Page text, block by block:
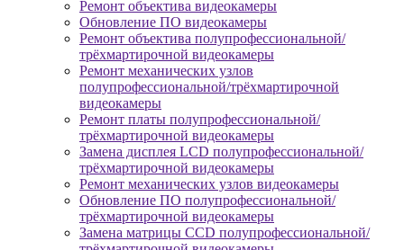
Ремонт объектива видеокамеры
Обновление ПО видеокамеры
Ремонт объектива полупрофессиональной/
трёхмартирочной видеокамеры
Ремонт механических узлов
полупрофессиональной/трёхмартирочной
видеокамеры
Ремонт платы полупрофессиональной/
трёхмартирочной видеокамеры
Замена дисплея LCD полупрофессиональной/
трёхмартирочной видеокамеры
Ремонт механических узлов видеокамеры
Обновление ПО полупрофессиональной/
трёхмартирочной видеокамеры
Замена матрицы CCD полупрофессиональной/